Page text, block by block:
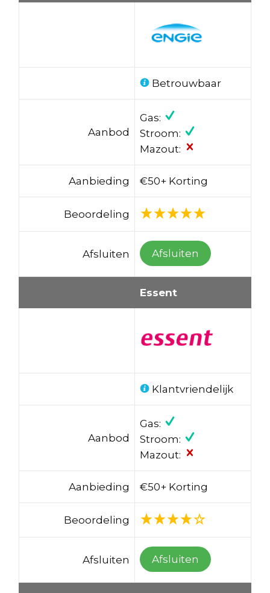
Betrouwbaar
Aanbod
Gas:
Stroom:
Mazout:
Aanbieding €50+ Korting
Beoordeling
Afsluiten Afsluiten
Essent
Klantvriendelijk
Aanbod
Gas:
Stroom:
Mazout:
Aanbieding €50+ Korting
Beoordeling
Afsluiten Afsluiten